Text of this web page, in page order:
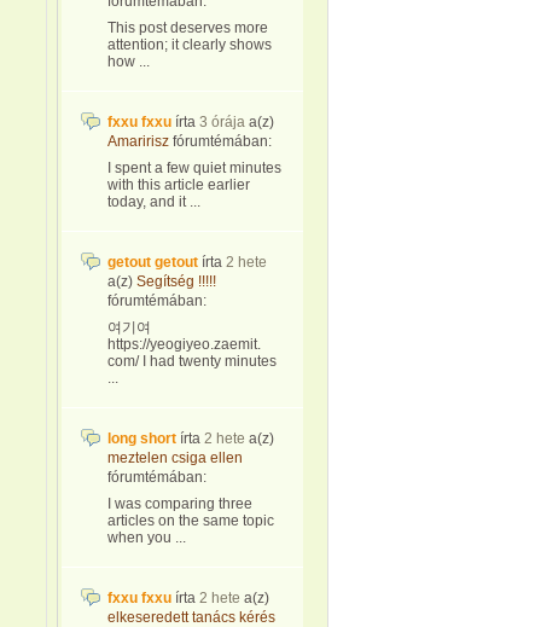
This post deserves more
attention; it clearly shows
how ...
fxxu fxxu írta 3 órája a(z)
Amaririsz fórumtémában:
I spent a few quiet minutes
with this article earlier
today, and it ...
getout getout írta 2 hete
a(z) Segítség !!!!!
fórumtémában:
여기여
https://yeogiyeo.zaemit.
com/ I had twenty minutes
...
long short írta 2 hete a(z)
meztelen csiga ellen
fórumtémában:
I was comparing three
articles on the same topic
when you ...
fxxu fxxu írta 2 hete a(z)
elkeseredett tanács kérés